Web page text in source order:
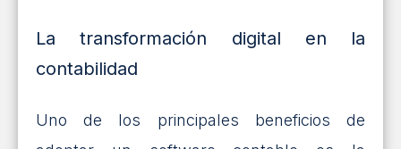
La transformación digital en la
contabilidad
Uno de los principales beneficios de